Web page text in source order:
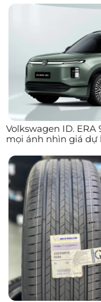
Volkswagen ID.
mọi ánh nhìn giá dự